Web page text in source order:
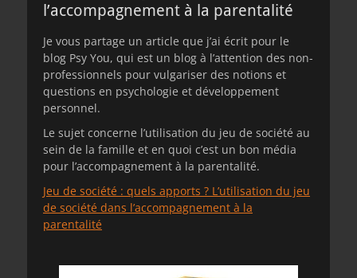
l’accompagnement à la parentalité
Je vous partage un article que j’ai écrit pour le
blog Psy You, qui est un blog à l’attention des non-
professionnels pour vulgariser des notions et
questions en psychologie et développement
personnel.
Le sujet concerne l’utilisation du jeu de société au
sein de la famille et en quoi c’est un bon média
pour l’accompagnement à la parentalité.
Jeu de société : quels apports ? L’utilisation du jeu
de société dans l’accompagnement à la
parentalité